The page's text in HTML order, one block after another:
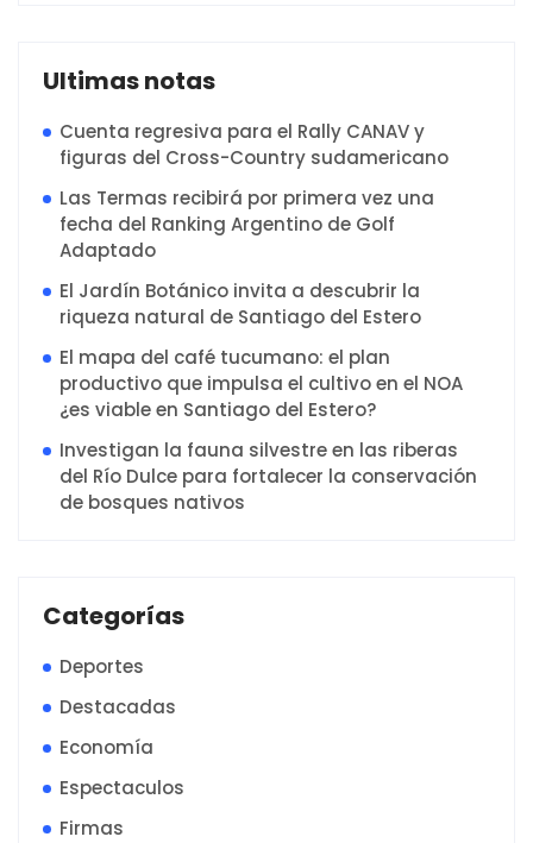
Ultimas notas
Cuenta regresiva para el Rally CANAV y
figuras del Cross-Country sudamericano
Las Termas recibirá por primera vez una
fecha del Ranking Argentino de Golf
Adaptado
El Jardín Botánico invita a descubrir la
riqueza natural de Santiago del Estero
El mapa del café tucumano: el plan
productivo que impulsa el cultivo en el NOA
¿es viable en Santiago del Estero?
Investigan la fauna silvestre en las riberas
del Río Dulce para fortalecer la conservación
de bosques nativos
Categorías
Deportes
Destacadas
Economía
Espectaculos
Firmas